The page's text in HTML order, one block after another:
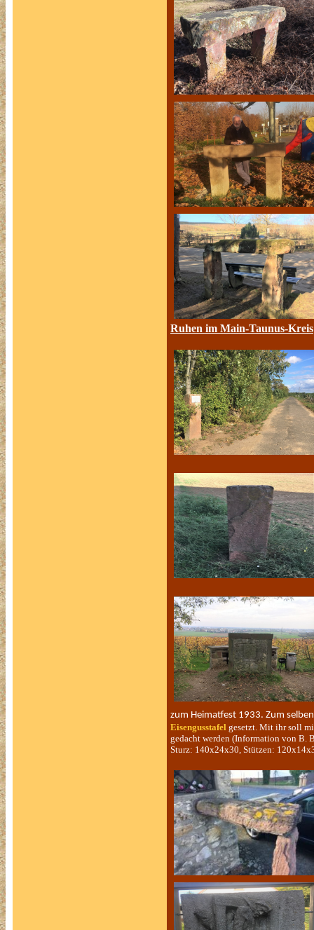
Ruhen im Main-Taunus-Kreis
zum Heimatfest 1933. Zum
Eisengusstafel gesetzt. Mit ihr soll
gedacht werden (Information von B.
Sturz: 140x24x30, Stützen: